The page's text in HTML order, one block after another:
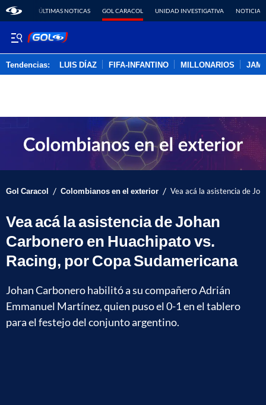
ÚLTIMAS NOTICAS GOL CARACOL UNIDAD INVESTIGATIVA NOTICIAS
Tendencias: LUIS DÍAZ FIFA-INFANTINO MILLONARIOS
Gol Caracol / Colombianos en el exterior / Vea acá la asistencia de
Vea acá la asistencia de Johan
Carbonero en Huachipato vs.
Racing, por Copa Sudamericana
Johan Carbonero habilitó a su compañero Adrián
Emmanuel Martínez, quien puso el 0-1 en el tablero
para el festejo del conjunto argentino.